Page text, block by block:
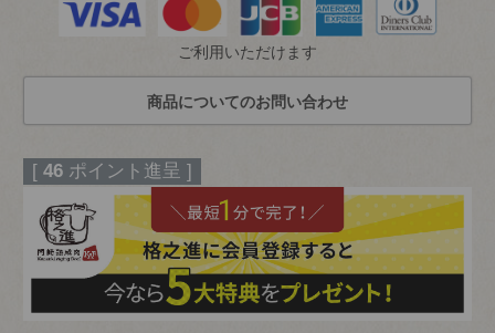
ご利用いただけます
[ 46 ポイント進呈 ]